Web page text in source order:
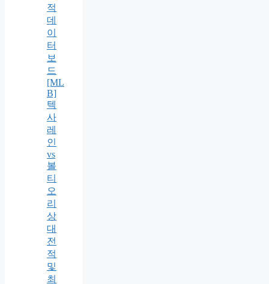
적
데
이
터
보
드
[ML
B]
텍
사
레
인
vs
볼
티
오
리
상
대
전
적
및
최